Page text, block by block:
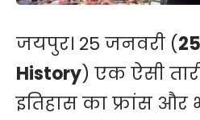
जयपुर। 25 जनवरी (
History) एक ऐसी
इतिहास का फ्रांस और